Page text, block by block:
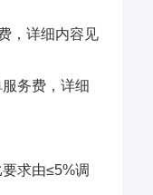
，详细内容见
务费，详细
求由≤5%调